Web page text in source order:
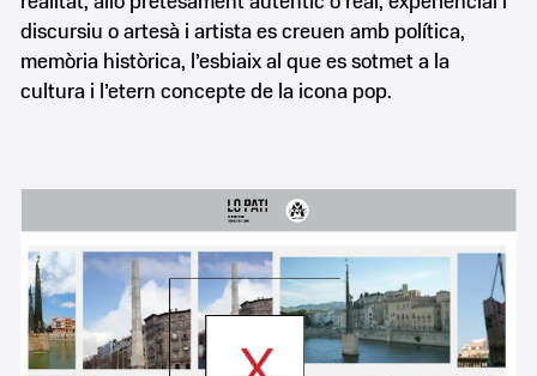
discursiu o artesà i artista es creuen amb política,
memòria històrica, l’esbiaix al que es sotmet a la
cultura i l’etern concepte de la icona pop.